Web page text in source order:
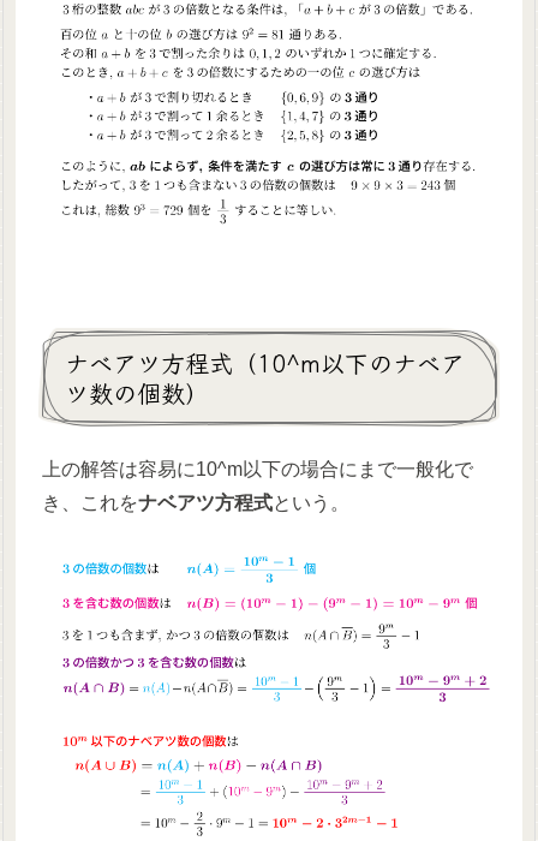
ナベアツ方程式（10^m以下のナベア
ツ数の個数）
上の解答は容易に10^m以下の場合にまで一般化で
き、これをナベアツ方程式という。